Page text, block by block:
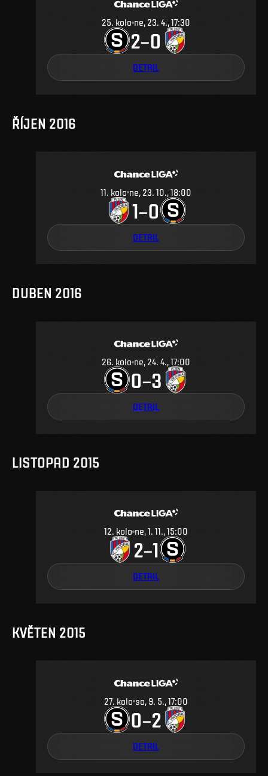
25. kolo ne, 23. 4., 17:30
2–0
DETAIL
ŘÍJEN 2016
11. kolo ne, 23. 10., 18:00
1–0
DETAIL
DUBEN 2016
26. kolo ne, 24. 4., 17:00
0–3
DETAIL
LISTOPAD 2015
12. kolo ne, 1. 11., 15:00
2–1
DETAIL
KVĚTEN 2015
27. kolo so, 9. 5., 17:00
0–2
DETAIL